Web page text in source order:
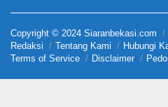
Copyright © 2024 Siaranbekasi.com
Redaksi
Tentang Kami Hubungi
Terms of Service
Disclaimer